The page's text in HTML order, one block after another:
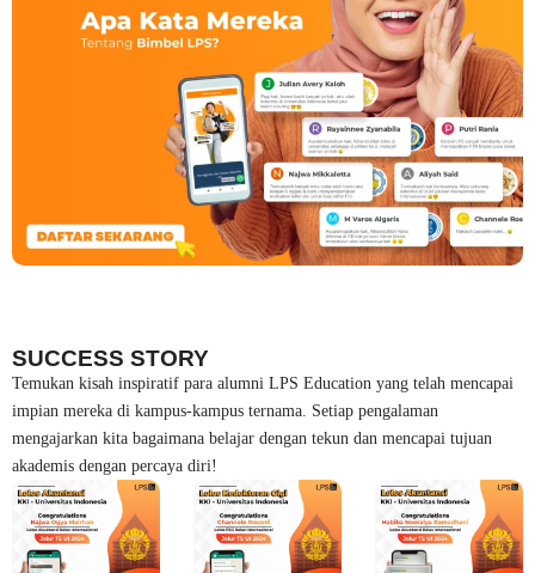
SUCCESS STORY
Temukan kisah inspiratif para alumni LPS Education yang telah mencapai
impian mereka di kampus-kampus ternama. Setiap pengalaman
mengajarkan kita bagaimana belajar dengan tekun dan mencapai tujuan
akademis dengan percaya diri!